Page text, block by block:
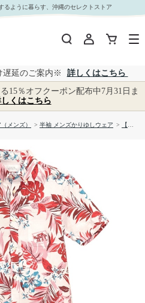
P-GSM52013S｜おきなわセレクト サンエー公式
ように暮らす、沖縄のセレクトストア
遅延のご案内※
詳しくはこちら
15％オフクーポン配布中7月31日ま
くはこちら
メンズ） > 半袖 メンズかりゆしウェア > 【送料無料】しゅり花たより かりゆしウェア P-GSM52013S